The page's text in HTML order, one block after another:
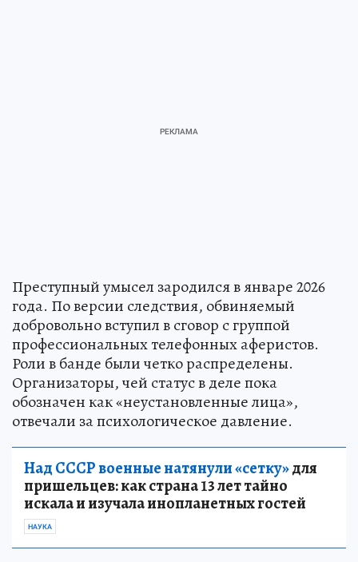
Преступный умысел зародился в январе 2026
года. По версии следствия, обвиняемый
добровольно вступил в сговор с группой
профессиональных телефонных аферистов.
Роли в банде были четко распределены.
Организаторы, чей статус в деле пока
обозначен как «неустановленные лица»,
отвечали за психологическое давление.
Над СССР военные натянули «сетку»для
пришельцев: как страна 13 лет тайно
искала и изучала инопланетных гостей
НАУКА